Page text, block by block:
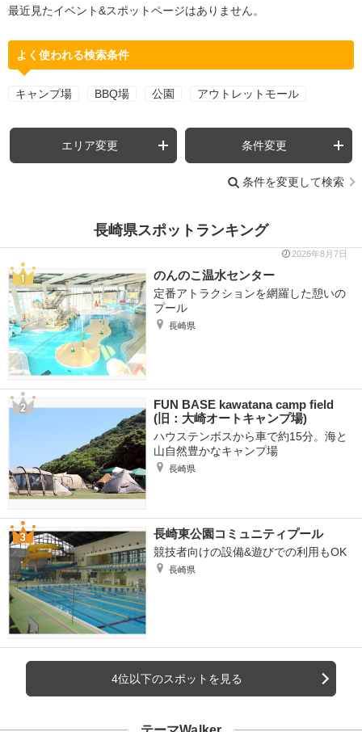
最近見たイベント&スポットページはありません。
よく使われる検索条件
キャンプ場 BBQ場 公園 アウトレットモール
エリア変更 条件変更
条件を変更して検索
長崎県スポットランキング
2026年8月7日
のんのこ温水センター
定番アトラクションを網羅した憩いの
プール
長崎県
FUN BASE kawatana camp field
(旧：大崎オートキャンプ場)
ハウステンボスから車で約15分。海と
山自然豊かなキャンプ場
長崎県
長崎東公園コミュニティプール
競技者向けの設備&遊びでの利用もOK
長崎県
4位以下のスポットを見る